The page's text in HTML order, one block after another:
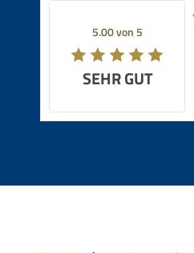
5.00 von 5
SEHR GUT